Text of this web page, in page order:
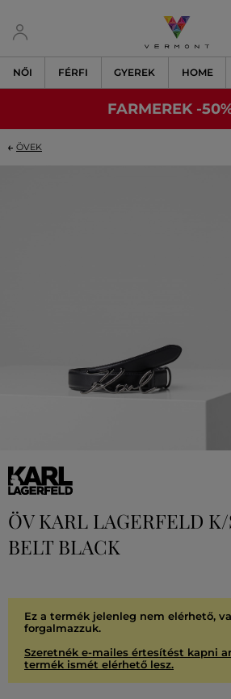
NŐI FÉRFI GYEREK HOME
FARMEREK -
ÖVEK
ÖV KARL LAGERFELD
BELT BLACK
Ez a termék jelenleg nem elérhető,
forgalmazzuk.
Szeretnék e-mailes értesítést kapni
termék ismét elérhető lesz.